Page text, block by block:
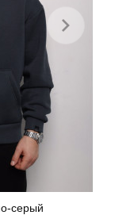
серый